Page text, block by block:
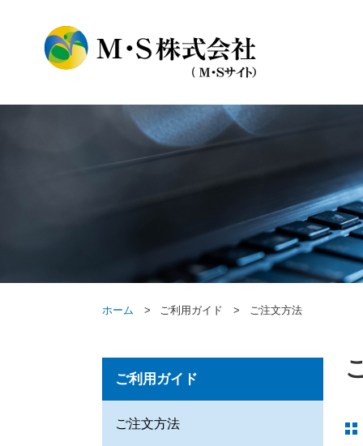
ホーム ご利用ガイド ご注文方法
ご利用ガイド
ご注文方法